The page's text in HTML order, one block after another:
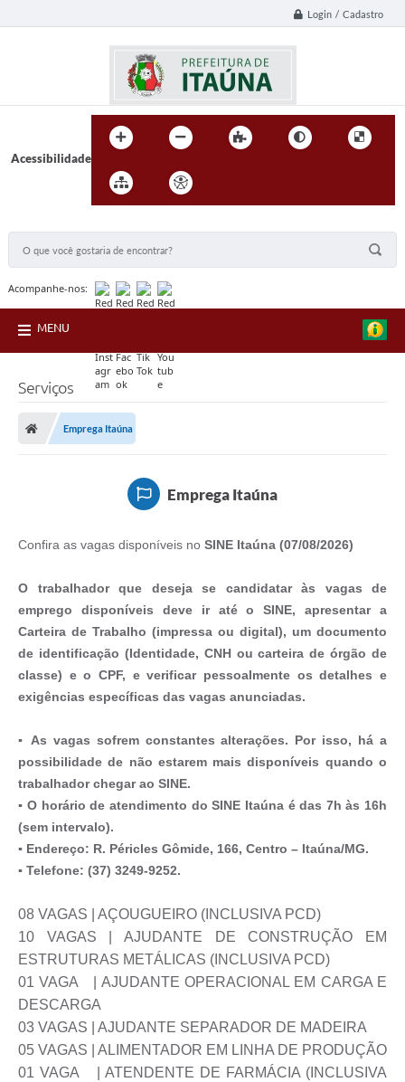
Login / Cadastro
Acessibilidade
Acompanhe-nos:
MENU
Serviços
Emprega Itaúna
Emprega Itaúna
Confira as vagas disponíveis no SINE Itaúna (07/08/2026)
O trabalhador que deseja se candidatar às vagas de
emprego disponíveis deve ir até o SINE, apresentar a
Carteira de Trabalho (impressa ou digital), um documento
de identificação (Identidade, CNH ou carteira de órgão de
classe) e o CPF, e verificar pessoalmente os detalhes e
exigências específicas das vagas anunciadas.
▪ As vagas sofrem constantes alterações. Por isso, há a
possibilidade de não estarem mais disponíveis quando o
trabalhador chegar ao SINE.
▪ O horário de atendimento do SINE Itaúna é das 7h às 16h
(sem intervalo).
▪ Endereço: R. Péricles Gômide, 166, Centro – Itaúna/MG.
▪ Telefone: (37) 3249-9252.
08 VAGAS | AÇOUGUEIRO (INCLUSIVA PCD)
10 VAGAS | AJUDANTE DE CONSTRUÇÃO EM
ESTRUTURAS METÁLICAS (INCLUSIVA PCD)
01 VAGA | AJUDANTE OPERACIONAL EM CARGA E
DESCARGA
03 VAGAS | AJUDANTE SEPARADOR DE MADEIRA
05 VAGAS | ALIMENTADOR EM LINHA DE PRODUÇÃO
01 VAGA | ATENDENTE DE FARMÁCIA (INCLUSIVA